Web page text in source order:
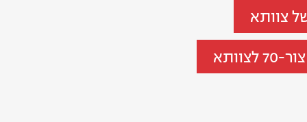
צוותא